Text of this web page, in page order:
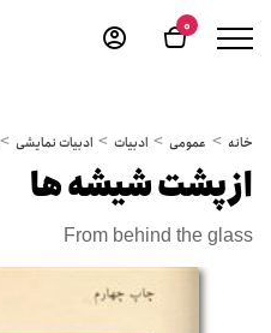
0
خانه عمومی ادبیات ادبیات نمایشی
از پشت شیشه ها
From behind the glass